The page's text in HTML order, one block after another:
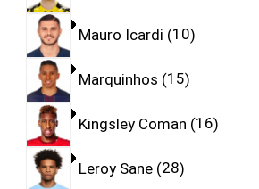
Mauro Icardi 10
Marquinhos 15
Kingsley Coman 16
Leroy Sane 28